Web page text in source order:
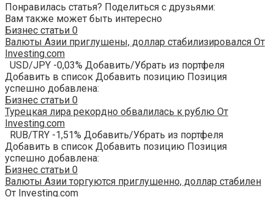
Понравилась статья? Поделиться с друзьями:
Вам также может быть интересно
Бизнес статьи 0
Валюты Азии приглушены, доллар стабилизировался От
Investing.com
USD/JPY -0,03% Добавить/Убрать из портфеля
Добавить в список Добавить позицию Позиция
успешно добавлена:
Бизнес статьи 0
Турецкая лира рекордно обвалилась к рублю От
Investing.com
RUB/TRY -1,51% Добавить/Убрать из портфеля
Добавить в список Добавить позицию Позиция
успешно добавлена:
Бизнес статьи 0
Валюты Азии торгуются приглушенно, доллар стабилен
От Investing.com